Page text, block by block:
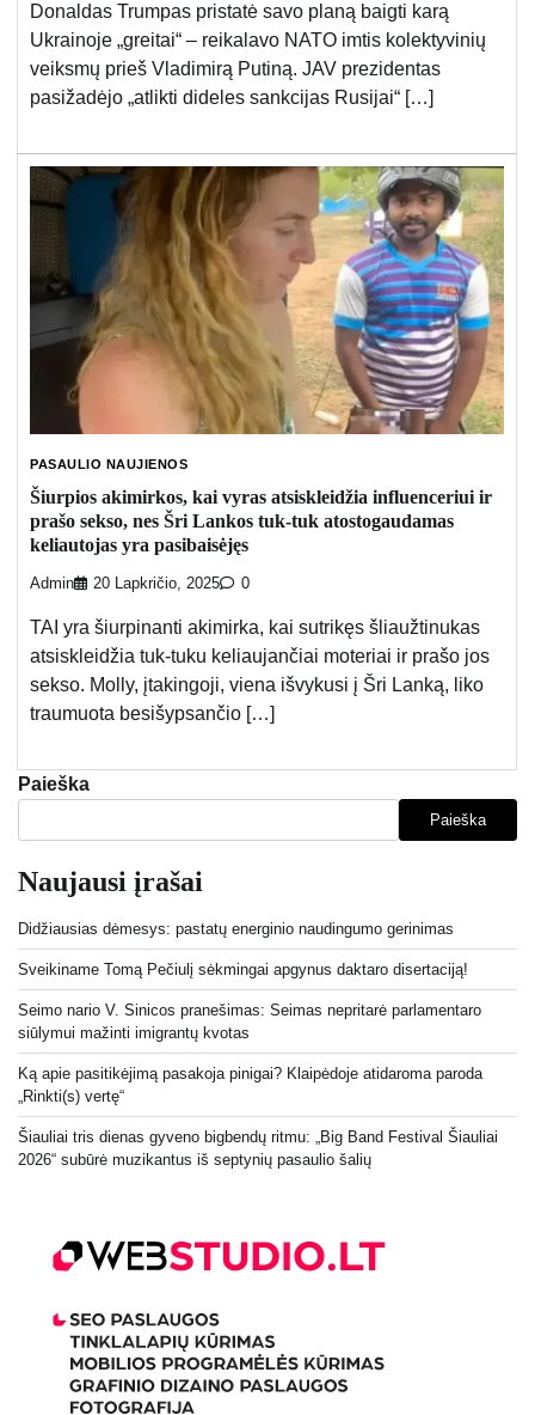
Donaldas Trumpas pristatė savo planą baigti karą
Ukrainoje „greitai“ – reikalavo NATO imtis kolektyvinių
veiksmų prieš Vladimirą Putiną. JAV prezidentas
pasižadėjo „atlikti dideles sankcijas Rusijai“ […]
PASAULIO NAUJIENOS
Šiurpios akimirkos, kai vyras atsiskleidžia influenceriui ir
prašo sekso, nes Šri Lankos tuk-tuk atostogaudamas
keliautojas yra pasibaisėjęs
Admin 20 Lapkričio, 2025 0
TAI yra šiurpinanti akimirka, kai sutrikęs šliaužtinukas
atsiskleidžia tuk-tuku keliaujančiai moteriai ir prašo jos
sekso. Molly, įtakingoji, viena išvykusi į Šri Lanką, liko
traumuota besišypsančio […]
Paieška
Paieška
Naujausi įrašai
Didžiausias dėmesys: pastatų energinio naudingumo gerinimas
Sveikiname Tomą Pečiulį sėkmingai apgynus daktaro disertaciją!
Seimo nario V. Sinicos pranešimas: Seimas nepritarė parlamentaro
siūlymui mažinti imigrantų kvotas
Ką apie pasitikėjimą pasakoja pinigai? Klaipėdoje atidaroma paroda
„Rinkti(s) vertę“
Šiauliai tris dienas gyveno bigbendų ritmu: „Big Band Festival Šiauliai
2026“ subūrė muzikantus iš septynių pasaulio šalių